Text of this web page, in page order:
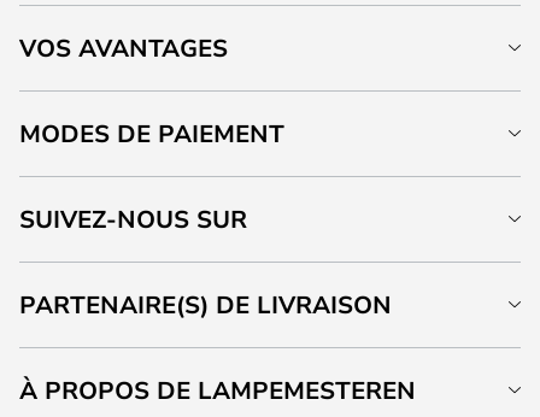
VOS AVANTAGES
MODES DE PAIEMENT
SUIVEZ-NOUS SUR
PARTENAIRE(S) DE LIVRAISON
À PROPOS DE LAMPEMESTEREN